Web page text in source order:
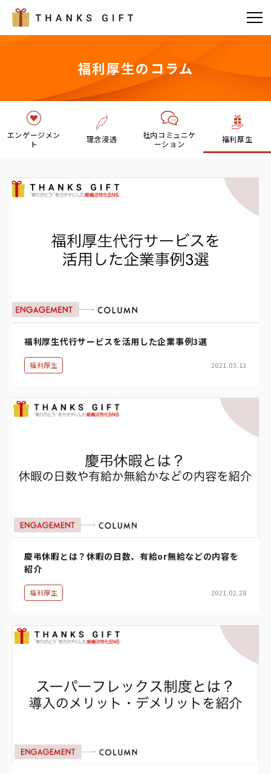
福利厚生のコラム
エンゲージメン
ト
理念浸透
社内コミュニケ
ーション
福利厚生
福利厚生代行サービスを活用した企業事例3選
福利厚生 2021.03.13
慶弔休暇とは？休暇の日数、有給or無給などの内容を
紹介
福利厚生 2021.02.28